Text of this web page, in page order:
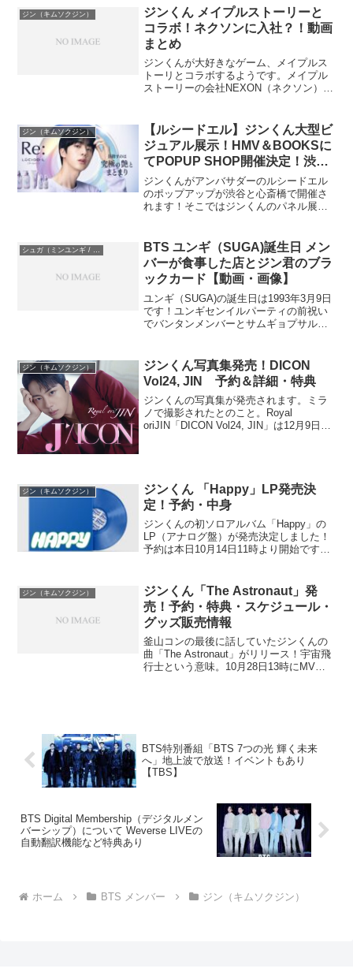
ジン（キムソクジン）
ジンくん メイプルストーリーと
コラボ！ネクソンに入社？！動画
まとめ
ジンくんが大好きなゲーム、メイプルス
トーリとコラボするようです。メイプル
ストーリーの会社NEXON（ネクソン）に
てます～。詳細今後の予定8月16日エピソ
ード１公開8...
ジン（キムソクジン）
【ルシードエル】ジンくん大型ビ
ジュアル展示！HMV＆BOOKSに
てPOPUP SHOP開催決定！渋
谷・心斎橋
ジンくんがアンバサダーのルシードエル
のポップアップが渋谷と心斎橋で開催さ
れます！そこではジンくんのパネル展示
BOOKS SHIBUYAで2025年10月14日(火)
～10月...
BTS ユンギ（SUGA)誕生日 メン
バーが食事した店とジン君のブラ
ックカード【動画・画像】
ユンギ（SUGA)の誕生日は1993年3月9日
です！ユンギセンイルパーティの前祝い
でバンタンメンバーとサムギョプサルを
した。そして昨晩はその様子を動画で
Twitt...
ジン（キムソクジン）
ジンくん写真集発売！DICON
Vol24, JIN 予約＆詳細・特典
ジンくんの写真集が発売されます。ミラ
ノで撮影されたとのこと。Royal
oriJIN「DICON Vol24, JIN」は12月9日
ジン（キムソクジン）
ジンくん 「Happy」LP発売決
定！予約・中身
ジンくんの初ソロアルバム「Happy」の
LP（アナログ盤）が発売決定しました！
予約は本日10月14日11時より開始です。
ソロアルバ...
ジン（キムソクジン）
ジンくん「The Astronaut」発
売！予約・特典・スケジュール・
グッズ販売情報
釜山コンの最後に話していたジンくんの
曲「The Astronaut」がリリース！宇宙飛
行士という意味。10月28日13時にMV公
BTS特別番組「BTS 7つの光 輝く未来
へ」地上波で放送！イベントもあり
【TBS】
BTS Digital Membership（デジタルメン
バーシップ）について Weverse LIVEの
自動翻訳機能など特典あり
ホーム BTS メンバー ジン（キムソクジン）